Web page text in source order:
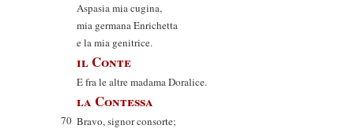
Aspasia mia cugina,
mia germana Enrichetta
e la mia genitrice.
il Conte
E fra le altre madama Doralice.
la Contessa
70 Bravo, signor consorte;